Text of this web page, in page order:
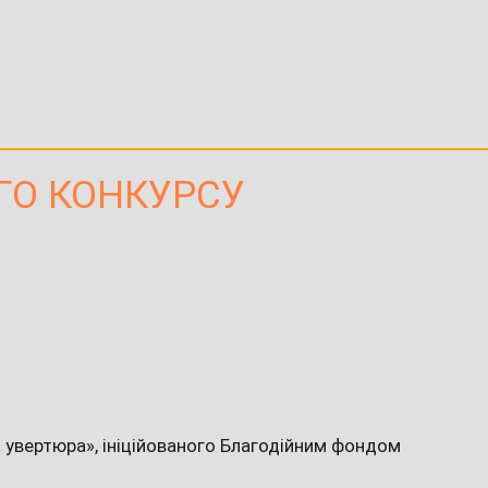
КОНКУРСУ
ініційованого Благодійним фондом